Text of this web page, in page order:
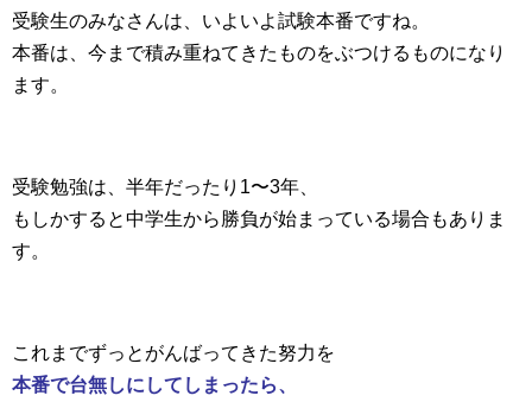
受験生のみなさんは、いよいよ試験本番ですね。
本番は、今まで積み重ねてきたものをぶつけるものになり
ます。
受験勉強は、半年だったり1〜3年、
もしかすると中学生から勝負が始まっている場合もありま
す。
これまでずっとがんばってきた努力を
本番で台無しにしてしまったら、